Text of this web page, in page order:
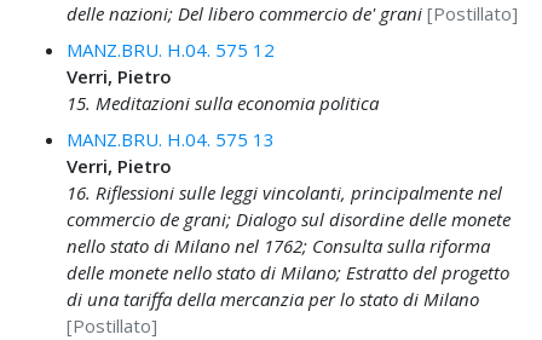
delle nazioni; Del libero commercio de' grani [Postillato]
MANZ.BRU. H.04. 575 12
Verri, Pietro
15. Meditazioni sulla economia politica
MANZ.BRU. H.04. 575 13
Verri, Pietro
16. Riflessioni sulle leggi vincolanti, principalmente nel
commercio de grani; Dialogo sul disordine delle monete
nello stato di Milano nel 1762; Consulta sulla riforma
delle monete nello stato di Milano; Estratto del progetto
di una tariffa della mercanzia per lo stato di Milano
[Postillato]